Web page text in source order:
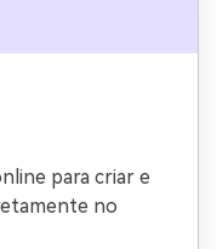
para criar e
no